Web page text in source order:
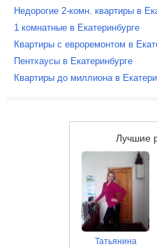
Недорогие 2-комн. квартиры в
1 комнатные в Екатеринбурге
Квартиры с евроремонтом в
Пентхаусы в Екатеринбурге
Квартиры до миллиона в
Лучшие
Татьянина